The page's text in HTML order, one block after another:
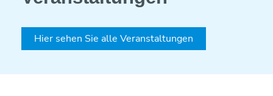
Hier sehen Sie alle Veranstaltungen